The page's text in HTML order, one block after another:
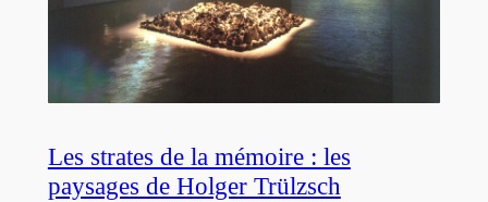
Les strates de la mémoire : les
paysages de Holger Trülzsch